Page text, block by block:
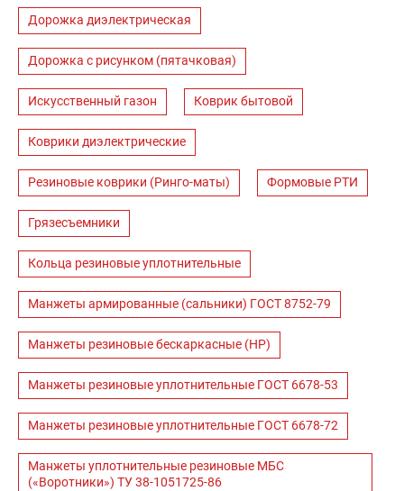
Дорожка диэлектрическая
Дорожка с рисунком (пятачковая)
Искусственный газон Коврик бытовой
Коврики диэлектрические
Резиновые коврики (Ринго-маты) Формовые РТИ
Грязесъемники
Кольца резиновые уплотнительные
Манжеты армированные (сальники) ГОСТ 8752-79
Манжеты резиновые бескаркасные (НР)
Манжеты резиновые уплотнительные ГОСТ 6678-53
Манжеты резиновые уплотнительные ГОСТ 6678-72
Манжеты уплотнительные резиновые МБС
(«Воротники») ТУ 38-1051725-86